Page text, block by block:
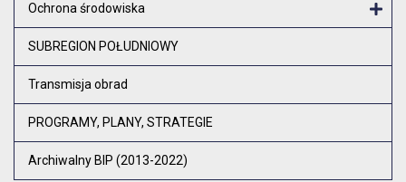
Ochrona środowiska
SUBREGION POŁUDNIOWY
Transmisja obrad
PROGRAMY, PLANY, STRATEGIE
Archiwalny BIP (2013-2022)